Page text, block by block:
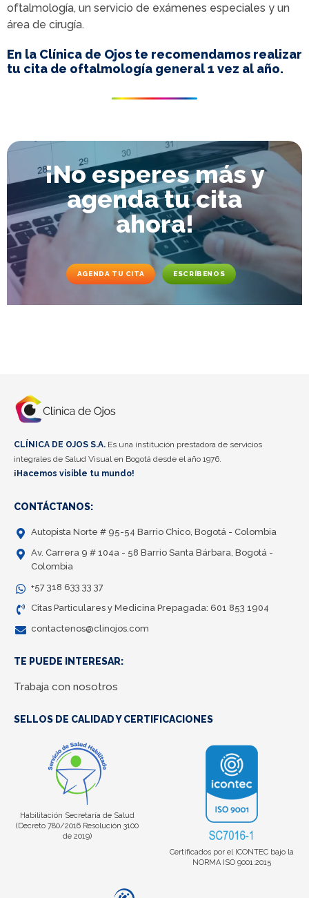
oftalmología, un servicio de exámenes especiales y un
área de cirugía.
En la Clínica de Ojos te recomendamos realizar
tu cita de oftalmología general 1 vez al año.
¡No esperes más y
agenda tu cita
ahora!
AGENDA TU CITA ESCRÍBENOS
CLÍNICA DE OJOS S.A. Es una institución prestadora de servicios
integrales de Salud Visual en Bogotá desde el año 1976.
¡Hacemos visible tu mundo!
CONTÁCTANOS:
Autopista Norte # 95-54 Barrio Chico, Bogotá - Colombia
Av. Carrera 9 # 104a - 58 Barrio Santa Bárbara, Bogotá -
Colombia
+57 318 633 33 37
Citas Particulares y Medicina Prepagada: 601 853 1904
contactenos@clinojos.com
TE PUEDE INTERESAR:
Trabaja con nosotros
SELLOS DE CALIDAD Y CERTIFICACIONES
Habilitación Secretaría de Salud
(Decreto 780/2016 Resolución 3100
de 2019)
Certificados por el ICONTEC bajo la
NORMA ISO 9001:2015